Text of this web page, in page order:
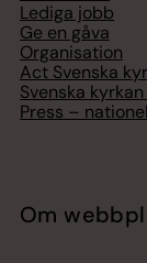
Lediga jobb
Ge en gåva
Organisation
Act Svenska
Svenska
Press –
Om